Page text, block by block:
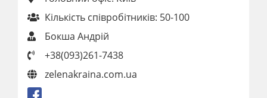
Кількість співробітників: 50-100
Бокша Андрій
+38(093)261-7438
zelenakraina.com.ua